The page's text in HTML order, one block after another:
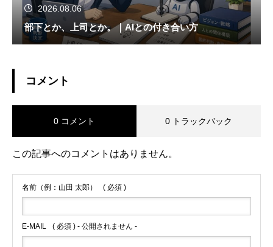
2026.08.06
部下とか、上司とか。｜AIとの付き合い方
コメント
0 コメント 0 トラックバック
この記事へのコメントはありません。
名前（例：山田 太郎） ( 必須 )
E-MAIL ( 必須 ) - 公開されません -